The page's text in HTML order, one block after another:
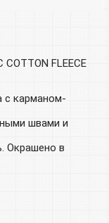
COTTON FLEECE
с карманом-
швами и
Окрашено в